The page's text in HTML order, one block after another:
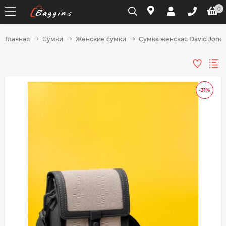
0
Главная Сумки Женские сумки Сумка женская David
-31%
Разбейте